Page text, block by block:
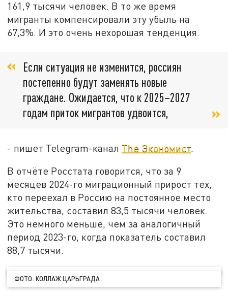
161,9 тысячи человек. В то же время
мигранты компенсировали эту убыль на
67,3%. И это очень нехорошая тенденция.
Если ситуация не изменится, россиян
постепенно будут заменять новые
граждане. Ожидается, что к 2025–2027
годам приток мигрантов удвоится,
- пишет Telegram-канал The Экономист.
В отчёте Росстата говорится, что за 9
месяцев 2024-го миграционный прирост тех,
кто переехал в Россию на постоянное место
жительства, составил 83,5 тысячи человек.
Это немного меньше, чем за аналогичный
период 2023-го, когда показатель составил
88,7 тысячи.
ФОТО: КОЛЛАЖ ЦАРЬГРАДА